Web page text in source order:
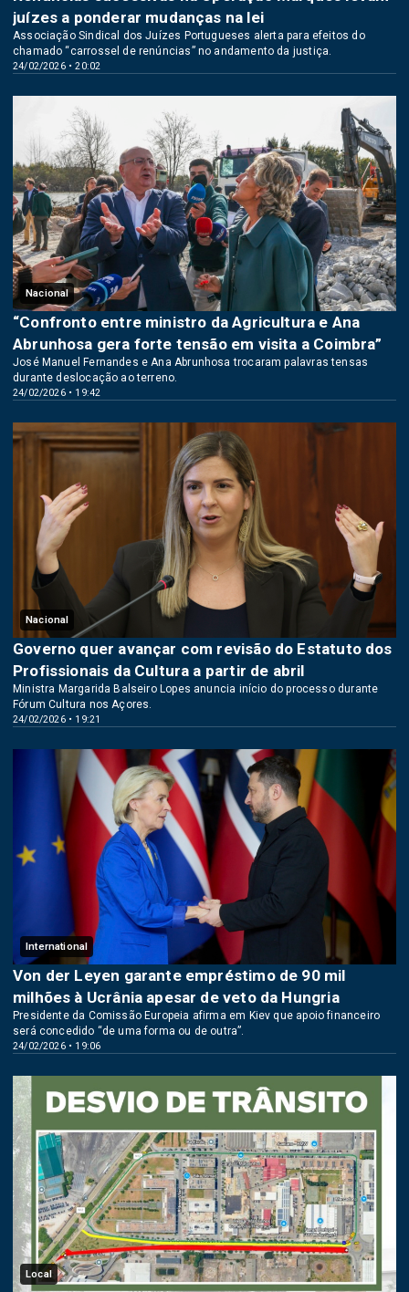
24/02/2026 • 20:02
juízes a ponderar mudanças na lei
Associação Sindical dos Juízes Portugueses alerta para efeitos do
chamado “carrossel de renúncias” no andamento da justiça.
Nacional
24/02/2026 • 19:42
“Confronto entre ministro da Agricultura e Ana
Abrunhosa gera forte tensão em visita a Coimbra”
José Manuel Fernandes e Ana Abrunhosa trocaram palavras tensas
durante deslocação ao terreno.
Nacional
24/02/2026 • 19:21
Governo quer avançar com revisão do Estatuto dos
Profissionais da Cultura a partir de abril
Ministra Margarida Balseiro Lopes anuncia início do processo durante
Fórum Cultura nos Açores.
International
24/02/2026 • 19:06
Von der Leyen garante empréstimo de 90 mil
milhões à Ucrânia apesar de veto da Hungria
Presidente da Comissão Europeia afirma em Kiev que apoio financeiro
será concedido “de uma forma ou de outra”.
Local